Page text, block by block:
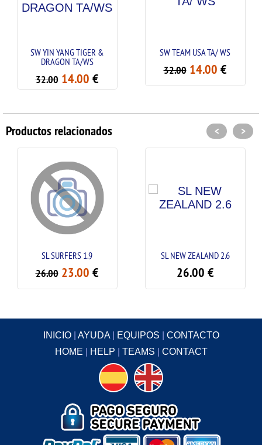
SW YIN YANG TIGER &
DRAGON TA/WS
32.00 14.00€
SW TEAM USA TA/ WS
32.00 14.00€
Productos relacionados
SL SURFERS 1.9
26.00 23.00€
SL NEW ZEALAND 2.6
26.00€
< >
INICIO| AYUDA| EQUIPOS
CONTACTO
HOME
HELP TEAMS CONTACT